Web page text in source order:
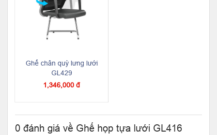
Ghế chân quỳ lưng lưới
GL429
1,346,000 đ
0 đánh giá về Ghế họp tựa lưới GL416